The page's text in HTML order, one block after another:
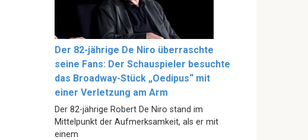
Der 82-jährige De Niro überraschte
seine Fans: Der Schauspieler besuchte
das Broadway-Stück „Oedipus“ mit
einer Verletzung am Arm
Der 82-jährige Robert De Niro stand im
Mittelpunkt der Aufmerksamkeit, als er mit
einem